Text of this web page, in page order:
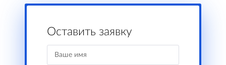
Оставить заявку